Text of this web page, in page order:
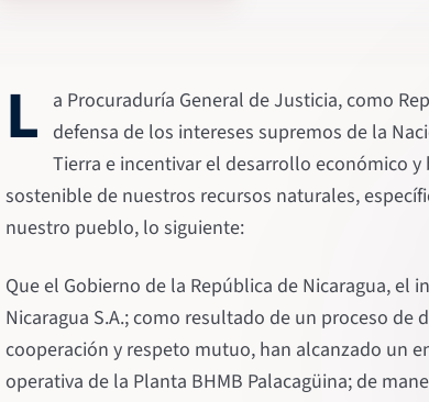
L a Procuraduría General de Justicia, como
defensa de los intereses supremos de la
Tierra e incentivar el desarrollo económico
sostenible de nuestros recursos naturales,
nuestro pueblo, lo siguiente:
Que el Gobierno de la República de Nicaragua, el
Nicaragua S.A.; como resultado de un proceso
cooperación y respeto mutuo, han alcanzado un
operativa de la Planta BHMB Palacagüina; de